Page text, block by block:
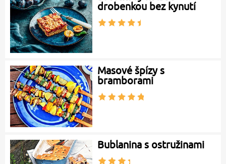
drobenkou bez kynutí
Masové špízy s
bramborami
Bublanina s ostružinami